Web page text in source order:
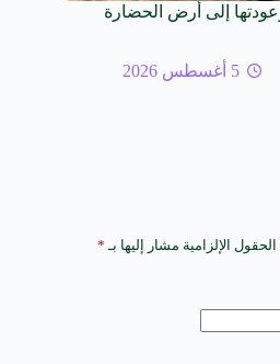
إلى أرض الحضارة
5 أغسطس 2026
الحقول الإلزامية مشار إليها بـ *